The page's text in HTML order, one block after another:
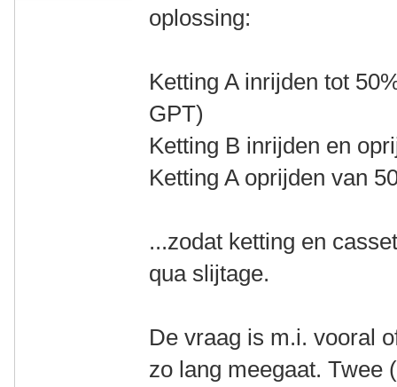
oplossing:
Ketting A inrijden tot
GPT)
Ketting B inrijden en
Ketting A oprijden van
...zodat ketting en
qua slijtage.
De vraag is m.i. vooral
zo lang meegaat. Twee